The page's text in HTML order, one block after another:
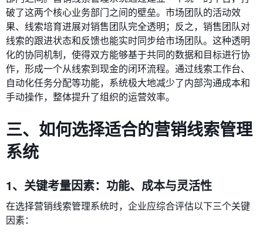
破了这两个核心业务部门之间的壁垒。市场团队的活动效
果、线索培育进展对销售团队完全透明；反之，销售团队对
线索的跟进状态和反馈也能实时同步给市场团队。这种透明
化的协同机制，使得双方能够基于共同的数据和目标进行协
作，形成一个从线索到现金的闭环流程。通过线索工作台、
自动化任务分配等功能，系统极大地减少了内部沟通成本和
手动操作，整体提升了组织的运营效率。
三、如何选择适合的营销线索管理
系统
1、关键考量因素：功能、成本与灵活性
在选择营销线索管理系统时，企业应综合评估以下三个关键
因素：